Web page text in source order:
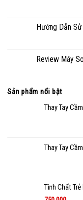
Hướng Dẫn
Review Máy
Sản phẩm nổi bật
Thay Tay
Thay Tay
Tinh Chất